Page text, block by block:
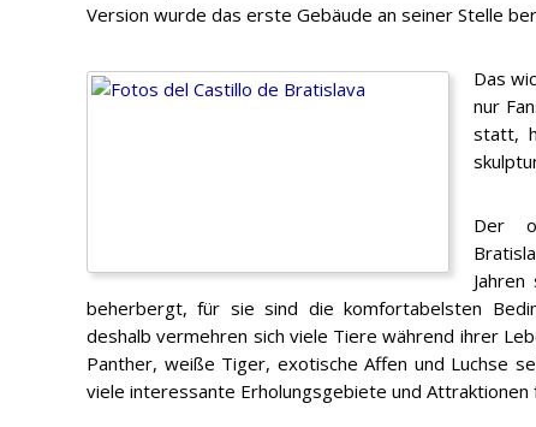
Version wurde das erste Gebäude an seiner Stelle
Das
nur
statt,
Der
beherbergt, für sie sind die komfortabelsten
deshalb vermehren sich viele Tiere während ihrer
Panther, weiße Tiger, exotische Affen und Luchse
viele interessante Erholungsgebiete und Attraktionen